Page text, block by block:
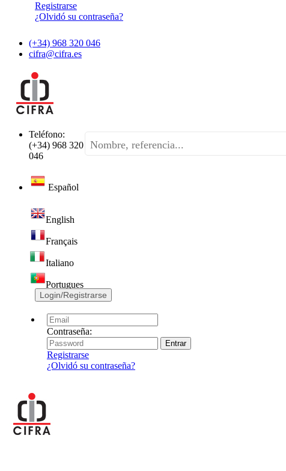
Registrarse
¿Olvidó su contraseña?
(+34) 968 320 046
cifra@cifra.es
Teléfono:
(+34) 968 320
046
Español
English
Français
Italiano
Portugues
Login/Registrarse
Contraseña:
Registrarse
¿Olvidó su contraseña?